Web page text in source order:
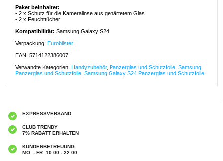
Paket beinhaltet:
- 2 x Schutz für die Kameralinse aus gehärtetem Glas
- 2 x Feuchttücher
Kompatibilität: Samsung Galaxy S24
Verpackung: Euroblister
EAN: 5714122386007
Verwandte Kategorien: Handyzubehör, Panzerglas und Schutzfolie Samsung
Panzerglas und Schutzfolie Samsung Galaxy S24 Panzerglas und Schutzfolie
EXPRESSVERSAND
CLUB TRENDY
7% RABATT ERHALTEN
KUNDENBETREUUNG
MO. - FR. 10:00 - 22:00